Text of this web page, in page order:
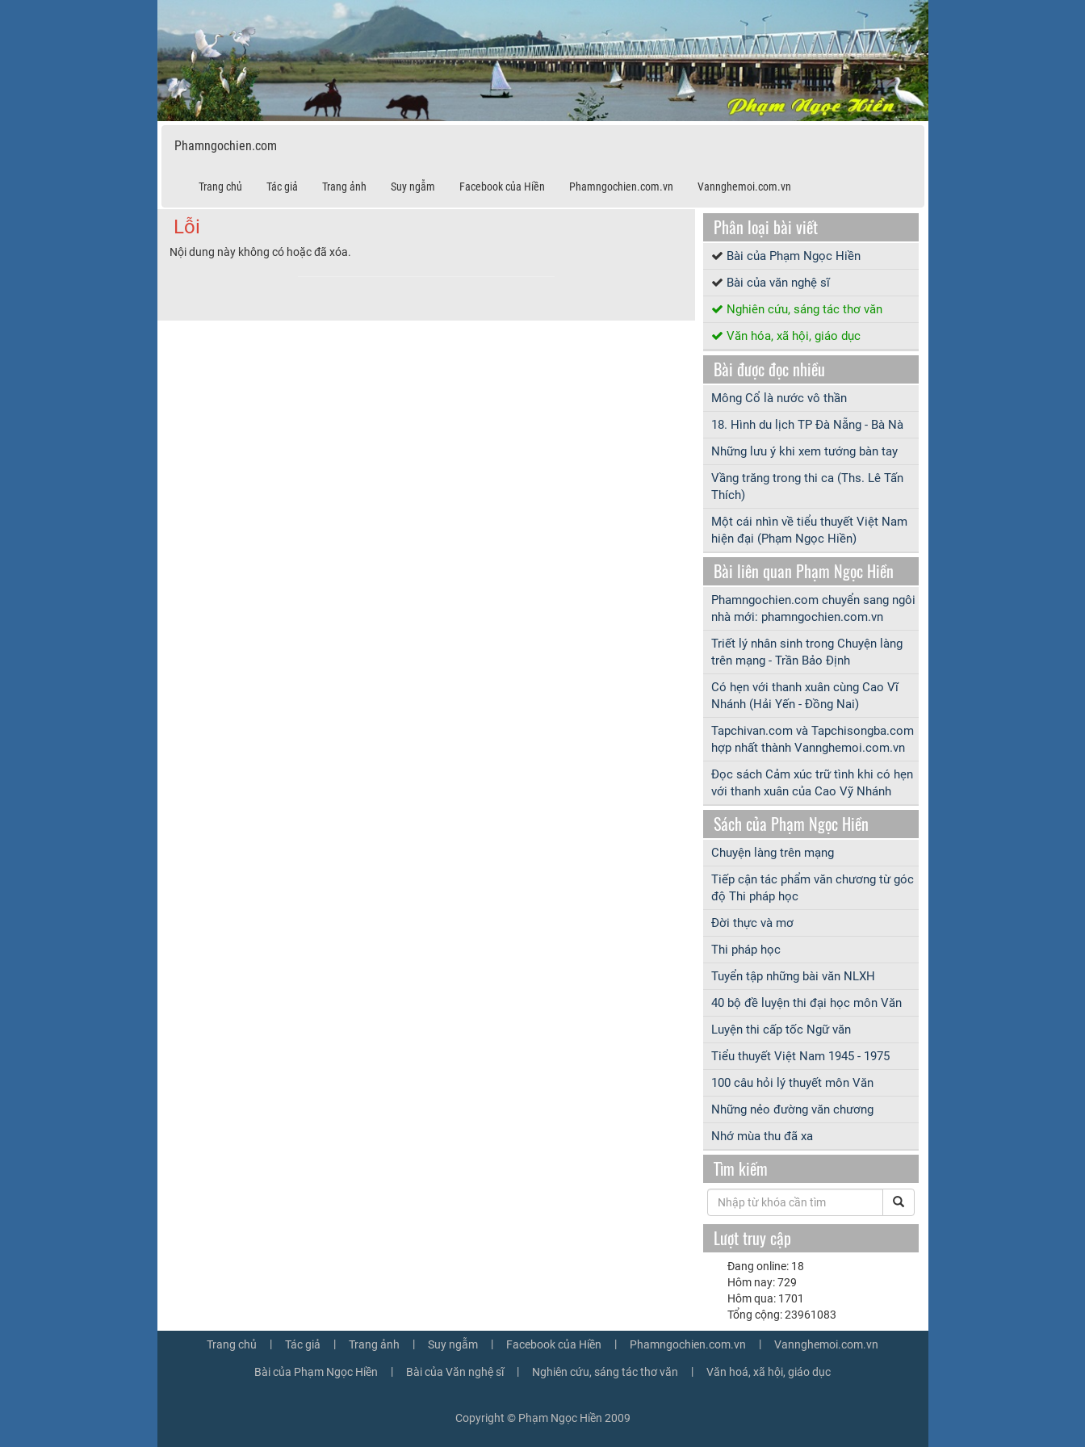
Phamngochien.com
Trang chủ Tác giả Trang ảnh Suy ngẫm Facebook của Hiền Phamngochien.com.vn Vannghemoi.com.vn
Lỗi
Nội dung này không có hoặc đã xóa.
Phân loại bài viết
Bài của Phạm Ngọc Hiền
Bài của văn nghệ sĩ
Nghiên cứu, sáng tác thơ văn
Văn hóa, xã hội, giáo dục
Bài được đọc nhiều
Mông Cổ là nước vô thần
18. Hình du lịch TP Đà Nẵng - Bà Nà
Những lưu ý khi xem tướng bàn tay
Vầng trăng trong thi ca (Ths. Lê Tấn
Thích)
Một cái nhìn về tiểu thuyết Việt Nam
hiện đại (Phạm Ngọc Hiền)
Bài liên quan Phạm Ngọc Hiền
Phamngochien.com chuyển sang ngôi
nhà mới: phamngochien.com.vn
Triết lý nhân sinh trong Chuyện làng
trên mạng - Trần Bảo Định
Có hẹn với thanh xuân cùng Cao Vĩ
Nhánh (Hải Yến - Đồng Nai)
Tapchivan.com và Tapchisongba.com
hợp nhất thành Vannghemoi.com.vn
Đọc sách Cảm xúc trữ tình khi có hẹn
với thanh xuân của Cao Vỹ Nhánh
Sách của Phạm Ngọc Hiền
Chuyện làng trên mạng
Tiếp cận tác phẩm văn chương từ góc
độ Thi pháp học
Đời thực và mơ
Thi pháp học
Tuyển tập những bài văn NLXH
40 bộ đề luyện thi đại học môn Văn
Luyện thi cấp tốc Ngữ văn
Tiểu thuyết Việt Nam 1945 - 1975
100 câu hỏi lý thuyết môn Văn
Những nẻo đường văn chương
Nhớ mùa thu đã xa
Tìm kiếm
Lượt truy cập
Đang online: 18
Hôm nay: 729
Hôm qua: 1701
Tổng cộng: 23961083
Trang chủ | Tác giả | Trang ảnh | Suy ngẫm | Facebook của Hiền | Phamngochien.com.vn | Vannghemoi.com.vn
Bài của Phạm Ngọc Hiền | Bài của Văn nghệ sĩ | Nghiên cứu, sáng tác thơ văn | Văn hoá, xã hội, giáo dục
Copyright © Phạm Ngọc Hiền 2009